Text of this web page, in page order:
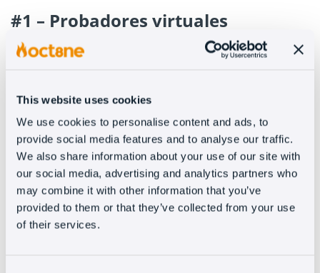
This website uses cookies
We use cookies to personalise content and ads, to
provide social media features and to analyse our traffic.
We also share information about your use of our site with
our social media, advertising and analytics partners who
may combine it with other information that you’ve
provided to them or that they’ve collected from your use
of their services.
#1 – Probadores virtuales
Este es el primer uso al que recurrimos, pero es
mucho tiempo, marcas como la compañía
norteamericana Ray-Ban, utilizan la cámara de
tu ordenador o teléfono, para que puedas ver el
producto sobre tu propia cara.
La RA nos da la posibilidad de ver las gafas (o
cualquier otro producto)integrado con nuestra
imagen,girar para ver distintos ángulos y